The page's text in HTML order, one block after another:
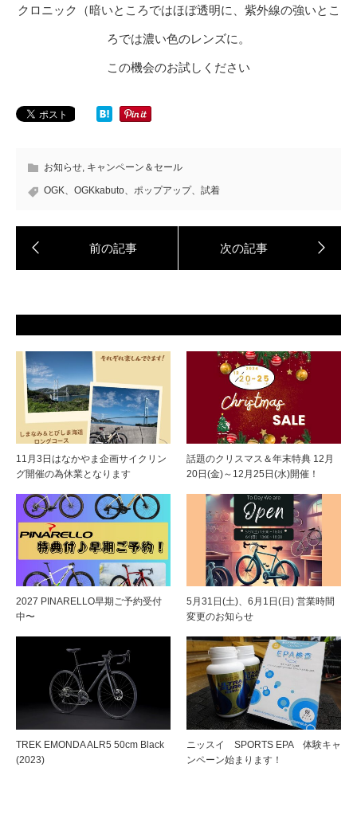
クロニック（暗いところではほぼ透明に、紫外線の強いとこ
ろでは濃い色のレンズに。
この機会のお試しください
お知らせ キャンペーン＆セール
OGK、OGKkabuto、ポップアップ、試着
11月3日はなかやま企画サイクリン
グ開催の為休業となります
話題のクリスマス＆年末特典 12月
20日(金)～12月25日(水)開催！
2027 PINARELLO早期ご予約受付
中〜
5月31日(土)、6月1日(日) 営業時間
変更のお知らせ
TREK EMONDA ALR5 50cm Black
(2023)
ニッスイ SPORTS EPA 体験キャ
ンペーン始まります！